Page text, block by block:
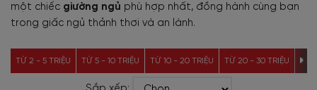
một chiếc giường ngủ phù hợp nhất, đồng hành cùng bạn
trong giấc ngủ thảnh thơi và an lành.
TỪ 2 - 5 TRIỆU TỪ 5 - 10 TRIỆU TỪ 10 - 20 TRIỆU TỪ 20 - 30 TRIỆU TỪ